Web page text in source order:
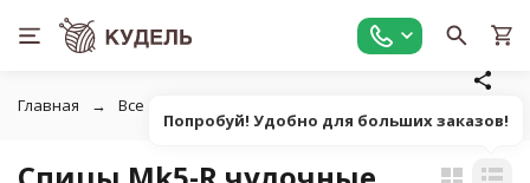
Главная Все для вязания
Попробуй! Удобно для больших заказов!